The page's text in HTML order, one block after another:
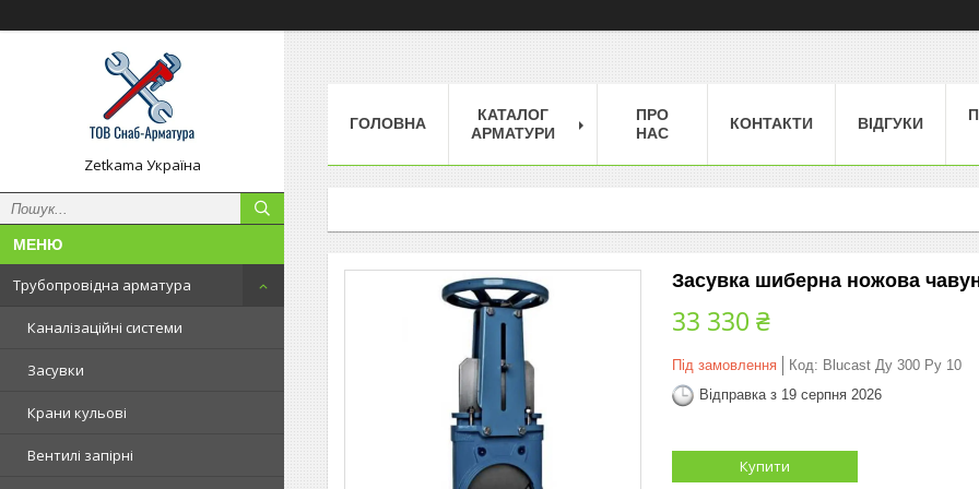
Zetkama Україна
Трубопровідна арматура
Каналізаційні системи
Засувки
Крани кульові
Вентилі запірні
ГОЛОВНА
КАТАЛОГ
АРМАТУРИ
ПРО
НАС
КОНТАКТИ ВІДГУКИ
Засувка шиберна ножова
33 330 ₴
Під замовлення Код: Blucast Ду 300 Ру 10
Відправка з 19 серпня 2026
Купити